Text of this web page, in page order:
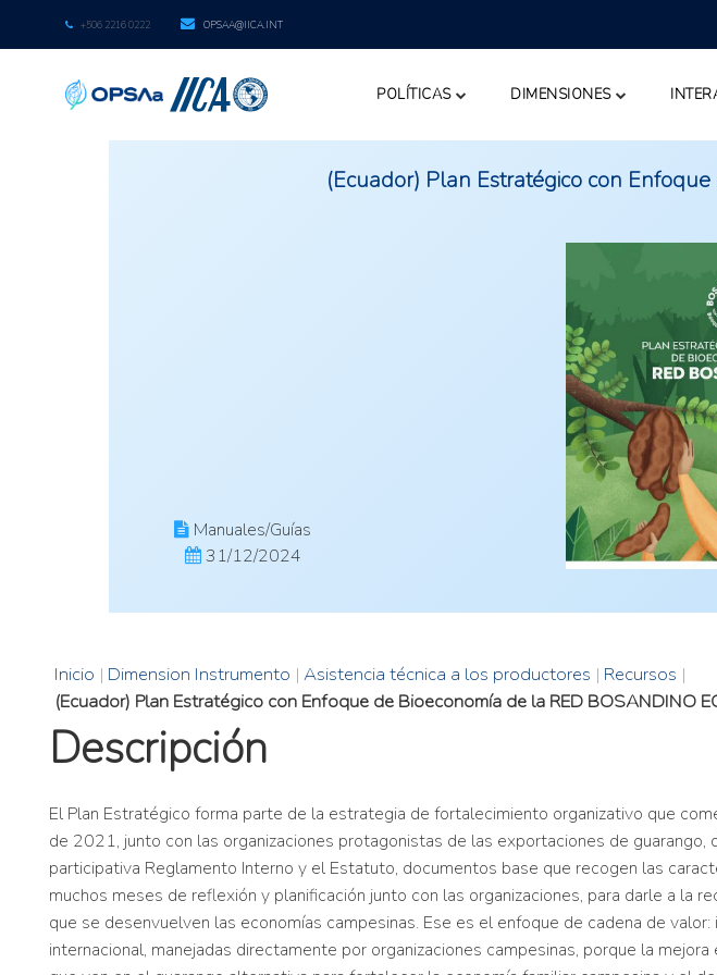
+506 2216 0222 OPSAA@IICA.INT
POLÍTICAS DIMENSIONES
(Ecuador) Plan Estratégico con
Manuales/Guías
31/12/2024
Inicio | Dimension Instrumento | Asistencia técnica a los productores | Recursos |
(Ecuador) Plan Estratégico con Enfoque de Bioeconomía de la RED BOSANDINO
Descripción
El Plan Estratégico forma parte de la estrategia de fortalecimiento organizativo que
de 2021, junto con las organizaciones protagonistas de las exportaciones de
participativa Reglamento Interno y el Estatuto, documentos base que recogen las
muchos meses de reflexión y planificación junto con las organizaciones, para darle a la
que se desenvuelven las economías campesinas. Ese es el enfoque de cadena de
internacional, manejadas directamente por organizaciones campesinas, porque la